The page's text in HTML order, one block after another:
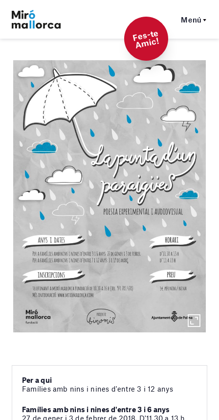
Menú
F
es-t
e
A
mi
c!
Per a qui
Famílies amb nins i nines d'entre 3 i 12 anys
Famílies amb nins i nines d'entre 3 i 6 anys